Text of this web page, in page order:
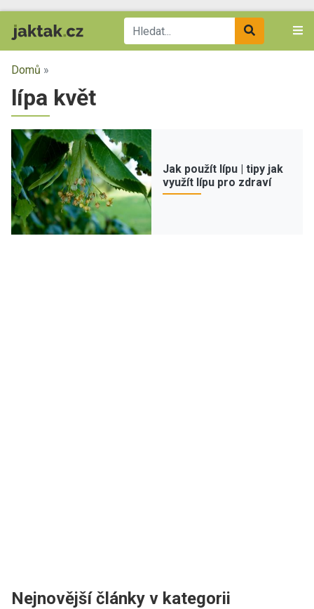
Domů »
lípa květ
Jak použít lípu | tipy jak
využít lípu pro zdraví
Nejnovější články v kategorii